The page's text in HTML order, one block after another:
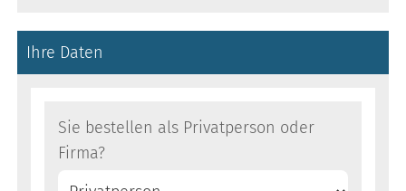
Ihre Daten
Sie bestellen als Privatperson oder
Firma?